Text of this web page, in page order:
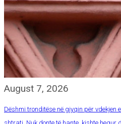
August 7, 2026
Dëshmi tronditëse në gjyqin për vdekjen